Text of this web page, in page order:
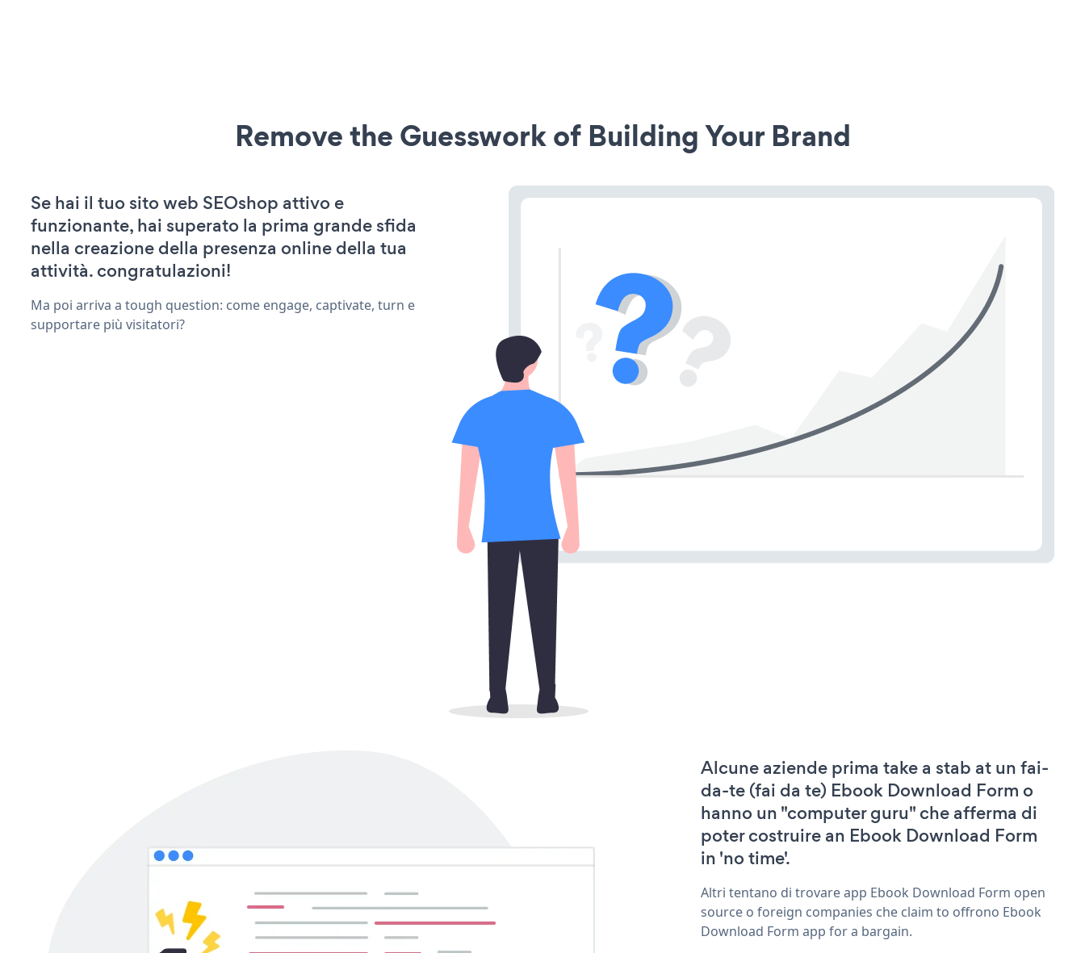
Remove the Guesswork of Building Your Brand
Se hai il tuo sito web SEOshop attivo e
funzionante, hai superato la prima grande sfida
nella creazione della presenza online della tua
attività. congratulazioni!
Ma poi arriva a tough question: come engage, captivate, turn e
supportare più visitatori?
Alcune aziende prima take a stab at un fai-
da-te (fai da te) Ebook Download Form o
hanno un "computer guru" che afferma di
poter costruire an Ebook Download Form
in 'no time'.
Altri tentano di trovare app Ebook Download Form open
source o foreign companies che claim to offrono Ebook
Download Form app for a bargain.